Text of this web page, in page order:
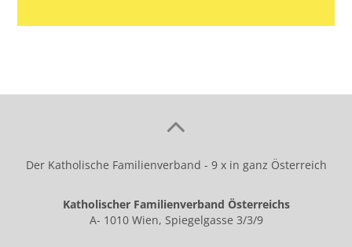
Der Katholische Familienverband - 9 x in ganz Österreich
Katholischer Familienverband Österreichs
A- 1010 Wien, Spiegelgasse 3/3/9